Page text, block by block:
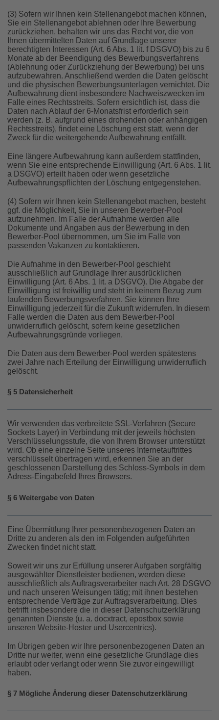
(3) Sofern wir Ihnen kein Stellenangebot machen können,
Sie ein Stellenangebot ablehnen oder Ihre Bewerbung
zurückziehen, behalten wir uns das Recht vor, die von
Ihnen übermittelten Daten auf Grundlage unserer
berechtigten Interessen (Art. 6 Abs. 1 lit. f DSGVO) bis zu 6
Monate ab der Beendigung des Bewerbungsverfahrens
(Ablehnung oder Zurückziehung der Bewerbung) bei uns
aufzubewahren. Anschließend werden die Daten gelöscht
und die physischen Bewerbungsunterlagen vernichtet. Die
Aufbewahrung dient insbesondere Nachweiszwecken im
Falle eines Rechtsstreits. Sofern ersichtlich ist, dass die
Daten nach Ablauf der 6-Monatsfrist erforderlich sein
werden (z. B. aufgrund eines drohenden oder anhängigen
Rechtsstreits), findet eine Löschung erst statt, wenn der
Zweck für die weitergehende Aufbewahrung entfällt.
Eine längere Aufbewahrung kann außerdem stattfinden,
wenn Sie eine entsprechende Einwilligung (Art. 6 Abs. 1 lit.
a DSGVO) erteilt haben oder wenn gesetzliche
Aufbewahrungspflichten der Löschung entgegenstehen.
(4) Sofern wir Ihnen kein Stellenangebot machen, besteht
ggf. die Möglichkeit, Sie in unseren Bewerber-Pool
aufzunehmen. Im Falle der Aufnahme werden alle
Dokumente und Angaben aus der Bewerbung in den
Bewerber-Pool übernommen, um Sie im Falle von
passenden Vakanzen zu kontaktieren.
Die Aufnahme in den Bewerber-Pool geschieht
ausschließlich auf Grundlage Ihrer ausdrücklichen
Einwilligung (Art. 6 Abs. 1 lit. a DSGVO). Die Abgabe der
Einwilligung ist freiwillig und steht in keinem Bezug zum
laufenden Bewerbungsverfahren. Sie können Ihre
Einwilligung jederzeit für die Zukunft widerrufen. In diesem
Falle werden die Daten aus dem Bewerber-Pool
unwiderruflich gelöscht, sofern keine gesetzlichen
Aufbewahrungsgründe vorliegen.
Die Daten aus dem Bewerber-Pool werden spätestens
zwei Jahre nach Erteilung der Einwilligung unwiderruflich
gelöscht.
§ 5 Datensicherheit
Wir verwenden das verbreitete SSL-Verfahren (Secure
Sockets Layer) in Verbindung mit der jeweils höchsten
Verschlüsselungsstufe, die von Ihrem Browser unterstützt
wird. Ob eine einzelne Seite unseres Internetauftrittes
verschlüsselt übertragen wird, erkennen Sie an der
geschlossenen Darstellung des Schloss-Symbols in dem
Adress-Eingabefeld Ihres Browsers.
§ 6 Weitergabe von Daten
Eine Übermittlung Ihrer personenbezogenen Daten an
Dritte zu anderen als den im Folgenden aufgeführten
Zwecken findet nicht statt.
Soweit wir uns zur Erfüllung unserer Aufgaben sorgfältig
ausgewählter Dienstleister bedienen, werden diese
ausschließlich als Auftragsverarbeiter nach Art. 28 DSGVO
und nach unseren Weisungen tätig; mit ihnen bestehen
entsprechende Verträge zur Auftragsverarbeitung. Dies
betrifft insbesondere die in dieser Datenschutzerklärung
genannten Dienste (u. a. docxtract, epostbox sowie
unseren Website-Hoster und Usercentrics).
Im Übrigen geben wir Ihre personenbezogenen Daten an
Dritte nur weiter, wenn eine gesetzliche Grundlage dies
erlaubt oder verlangt oder wenn Sie zuvor eingewilligt
haben.
§ 7 Mögliche Änderung dieser Datenschutzerklärung